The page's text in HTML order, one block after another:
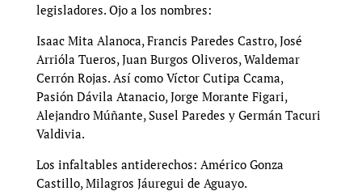
legisladores. Ojo a los nombres:
Isaac Mita Alanoca, Francis Paredes Castro, José
Arrióla Tueros, Juan Burgos Oliveros, Waldemar
Cerrón Rojas. Así como Víctor Cutipa Ccama,
Pasión Dávila Atanacio, Jorge Morante Figari,
Alejandro Múñante, Susel Paredes y Germán Tacuri
Valdivia.
Los infaltables antiderechos: Américo Gonza
Castillo, Milagros Jáuregui de Aguayo.